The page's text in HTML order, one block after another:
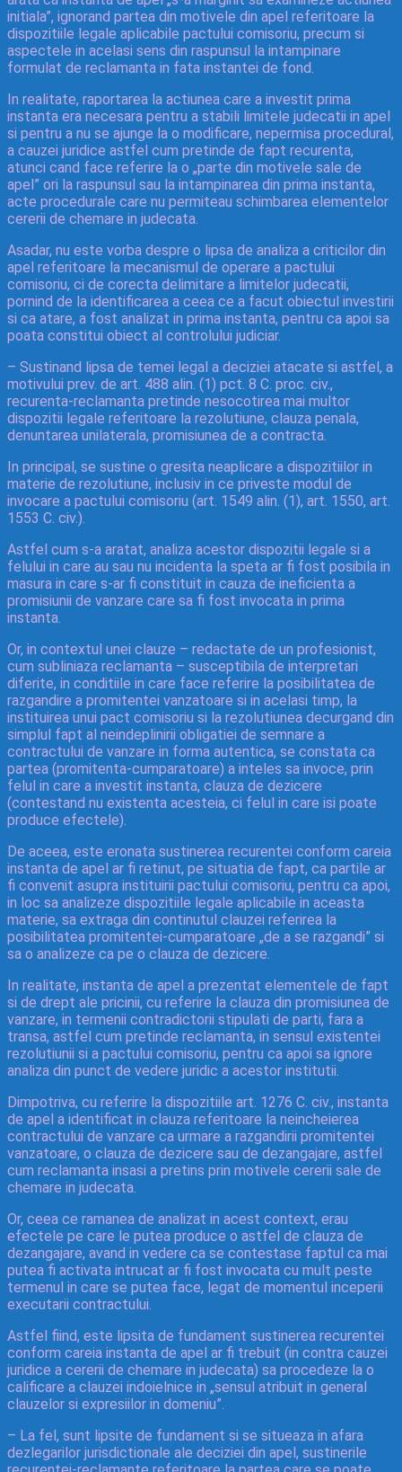
initiala”, ignorand partea din motivele din apel referitoare la
dispozitiile legale aplicabile pactului comisoriu, precum si
aspectele in acelasi sens din raspunsul la intampinare
formulat de reclamanta in fata instantei de fond.
In realitate, raportarea la actiunea care a investit prima
instanta era necesara pentru a stabili limitele judecatii in apel
si pentru a nu se ajunge la o modificare, nepermisa procedural,
a cauzei juridice astfel cum pretinde de fapt recurenta,
atunci cand face referire la o „parte din motivele sale de
apel” ori la raspunsul sau la intampinarea din prima instanta,
acte procedurale care nu permiteau schimbarea elementelor
cererii de chemare in judecata.
Asadar, nu este vorba despre o lipsa de analiza a criticilor din
apel referitoare la mecanismul de operare a pactului
comisoriu, ci de corecta delimitare a limitelor judecatii,
pornind de la identificarea a ceea ce a facut obiectul investirii
si ca atare, a fost analizat in prima instanta, pentru ca apoi sa
poata constitui obiect al controlului judiciar.
– Sustinand lipsa de temei legal a deciziei atacate si astfel, a
motivului prev. de art. 488 alin. (1) pct. 8 C. proc. civ.,
recurenta-reclamanta pretinde nesocotirea mai multor
dispozitii legale referitoare la rezolutiune, clauza penala,
denuntarea unilaterala, promisiunea de a contracta.
In principal, se sustine o gresita neaplicare a dispozitiilor in
materie de rezolutiune, inclusiv in ce priveste modul de
invocare a pactului comisoriu (art. 1549 alin. (1), art. 1550, art.
1553 C. civ.).
Astfel cum s-a aratat, analiza acestor dispozitii legale si a
felului in care au sau nu incidenta la speta ar fi fost posibila in
masura in care s-ar fi constituit in cauza de ineficienta a
promisiunii de vanzare care sa fi fost invocata in prima
instanta.
Or, in contextul unei clauze – redactate de un profesionist,
cum subliniaza reclamanta – susceptibila de interpretari
diferite, in conditiile in care face referire la posibilitatea de
razgandire a promitentei vanzatoare si in acelasi timp, la
instituirea unui pact comisoriu si la rezolutiunea decurgand din
simplul fapt al neindeplinirii obligatiei de semnare a
contractului de vanzare in forma autentica, se constata ca
partea (promitenta-cumparatoare) a inteles sa invoce, prin
felul in care a investit instanta, clauza de dezicere
(contestand nu existenta acesteia, ci felul in care isi poate
produce efectele).
De aceea, este eronata sustinerea recurentei conform careia
instanta de apel ar fi retinut, pe situatia de fapt, ca partile ar
fi convenit asupra instituirii pactului comisoriu, pentru ca apoi,
in loc sa analizeze dispozitiile legale aplicabile in aceasta
materie, sa extraga din continutul clauzei referirea la
posibilitatea promitentei-cumparatoare „de a se razgandi” si
sa o analizeze ca pe o clauza de dezicere.
In realitate, instanta de apel a prezentat elementele de fapt
si de drept ale pricinii, cu referire la clauza din promisiunea de
vanzare, in termenii contradictorii stipulati de parti, fara a
transa, astfel cum pretinde reclamanta, in sensul existentei
rezolutiunii si a pactului comisoriu, pentru ca apoi sa ignore
analiza din punct de vedere juridic a acestor institutii.
Dimpotriva, cu referire la dispozitiile art. 1276 C. civ., instanta
de apel a identificat in clauza referitoare la neincheierea
contractului de vanzare ca urmare a razgandirii promitentei
vanzatoare, o clauza de dezicere sau de dezangajare, astfel
cum reclamanta insasi a pretins prin motivele cererii sale de
chemare in judecata.
Or, ceea ce ramanea de analizat in acest context, erau
efectele pe care le putea produce o astfel de clauza de
dezangajare, avand in vedere ca se contestase faptul ca mai
putea fi activata intrucat ar fi fost invocata cu mult peste
termenul in care se putea face, legat de momentul inceperii
executarii contractului.
Astfel fiind, este lipsita de fundament sustinerea recurentei
conform careia instanta de apel ar fi trebuit (in contra cauzei
juridice a cererii de chemare in judecata) sa procedeze la o
calificare a clauzei indoielnice in „sensul atribuit in general
clauzelor si expresiilor in domeniu”.
– La fel, sunt lipsite de fundament si se situeaza in afara
dezlegarilor jurisdictionale ale deciziei din apel, sustinerile